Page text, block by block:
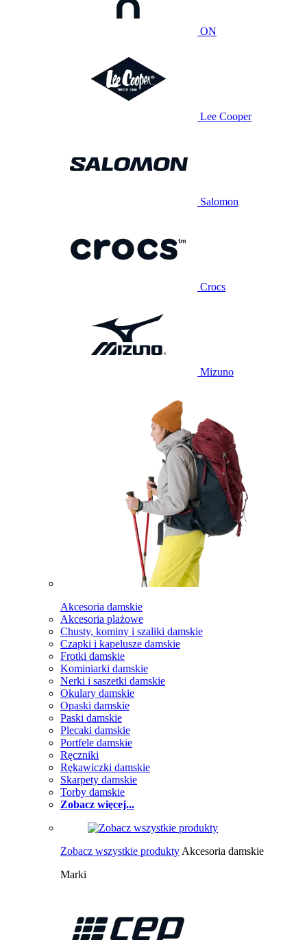
ON
Lee Cooper
Salomon
Crocs
Mizuno
Akcesoria damskie
Akcesoria plażowe
Chusty, kominy i szaliki damskie
Czapki i kapelusze damskie
Frotki damskie
Kominiarki damskie
Nerki i saszetki damskie
Okulary damskie
Opaski damskie
Paski damskie
Plecaki damskie
Portfele damskie
Ręczniki
Rękawiczki damskie
Skarpety damskie
Torby damskie
Zobacz więcej...
Zobacz wszystkie produkty Akcesoria damskie
Marki